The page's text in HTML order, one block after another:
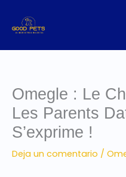
contenido
Omegle : Le
Les Parents
S’exprime !
Deja un comentario /